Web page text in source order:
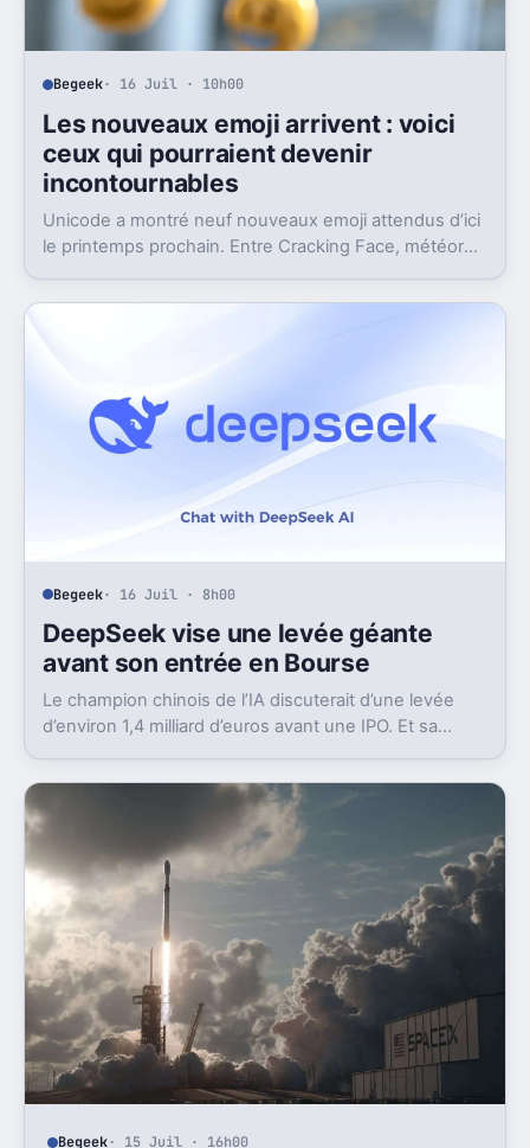
Begeek· 16 Juil · 10h00
Les nouveaux emoji arrivent : voici
ceux qui pourraient devenir
incontournables
Unicode a montré neuf nouveaux emoji attendus d’ici
le printemps prochain. Entre Cracking Face, météore
Begeek· 16 Juil · 8h00
DeepSeek vise une levée géante
avant son entrée en Bourse
Le champion chinois de l’IA discuterait d’une levée
d’environ 1,4 milliard d’euros avant une IPO. Et sa
Begeek· 15 Juil · 16h00